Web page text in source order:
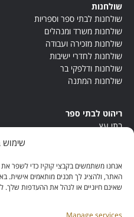
שימוש
אנחנו משתמשים בקבצי קוקיז כדי לשפר
האתר, ולהציג לך תכנים מותאמים אישית.
שאינם חיוניים או לנהל את ההעדפות שלך.
Manage services
שולחנות
שולחנות לבתי ספר וספריות
שולחנות משרד ומנהלים
שולחנות מזכירה ועבודה
שולחנות לחדרי ישיבות
שולחנות ודלפקי בר
שולחנות המתנה
ריהוט לבתי ספר
בתי עץ
ריהוט מונטסורי
ריהוט אנתרופוסופי